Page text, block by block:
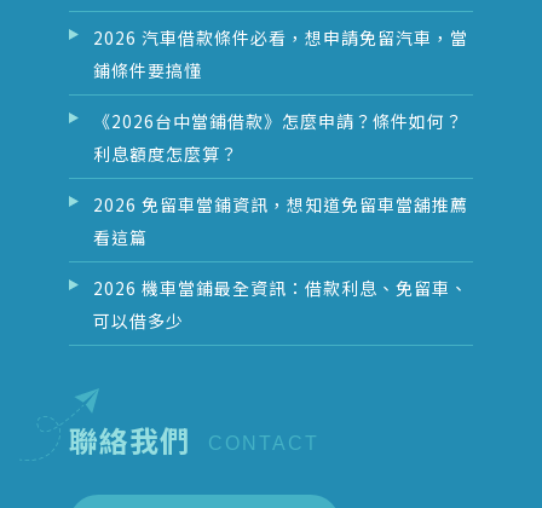
2026 汽車借款條件必看，想申請免留汽車，當
鋪條件要搞懂
《2026台中當鋪借款》怎麼申請？條件如何？
利息額度怎麼算？
2026 免留車當鋪資訊，想知道免留車當舖推薦
看這篇
2026 機車當鋪最全資訊：借款利息、免留車、
可以借多少
聯絡我們 CONTACT